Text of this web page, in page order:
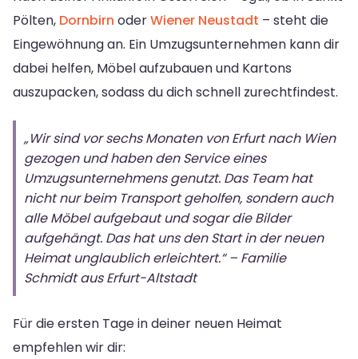
Pölten, Dornbirn oderWiener Neustadt – steht die
Eingewöhnung an. Ein Umzugsunternehmen kann dir
dabei helfen, Möbel aufzubauen und Kartons
auszupacken, sodass du dich schnell zurechtfindest.
„Wir sind vor sechs Monaten von Erfurt nach Wien
gezogen und haben den Service eines
Umzugsunternehmens genutzt. Das Team hat
nicht nur beim Transport geholfen, sondern auch
alle Möbel aufgebaut und sogar die Bilder
aufgehängt. Das hat uns den Start in der neuen
Heimat unglaublich erleichtert.“ – Familie
Schmidt aus Erfurt-Altstadt
Für die ersten Tage in deiner neuen Heimat
empfehlen wir dir: